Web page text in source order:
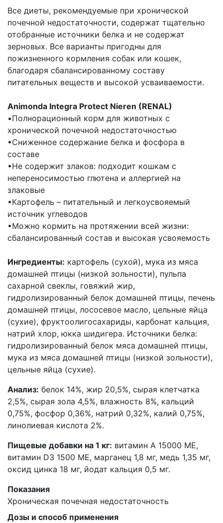
Все диеты, рекомендуемые при хронической
почечной недостаточности, содержат тщательно
отобранные источники белка и не содержат
зерновых. Все варианты пригодны для
пожизненного кормления собак или кошек,
благодаря сбалансированному составу
питательных веществ и высокой усваиваемости.
Animonda Integra Protect Nieren (RENAL)
•Полнорационный корм для животных с
хронической почечной недостаточностью
•Сниженное содержание белка и фосфора в
составе
•Не содержит злаков: подходит кошкам с
непереносимостью глютена и аллергией на
злаковые
•Картофель – питательный и легкоусвояемый
источник углеводов
•Можно кормить на протяжении всей жизни:
сбалансированный состав и высокая усвояемость
Ингредиенты: картофель (сухой), мука из мяса
домашней птицы (низкой зольности), пульпа
сахарной свеклы, говяжий жир,
гидролизированный белок домашней птицы, печень
домашней птицы, лососевое масло, цельные яйца
(сухие), фруктоолигосахариды, карбонат кальция,
натрий хлор, юкка шидигера. Источники белка:
гидролизированный белок мяса домашней птицы,
мука из мяса домашней птицы (низкой зольности),
цельные яйца (сухие).
Анализ: белок 14%, жир 20,5%, сырая клетчатка
2,5%, сырая зола 4,5%, влажность 8%, кальций
0,75%, фосфор 0,36%, натрий 0,32%, калий 0,75%,
линолиевая кислота 2%.
Пищевые добавки на 1 кг: витамин A 15000 МЕ,
витамин D3 1500 МЕ, марганец 1,8 мг, медь 1,35 мг,
оксид цинка 18 мг, йодат кальция 0,5 мг.
Показания
Хроническая почечная недостаточность
Дозы и способ применения